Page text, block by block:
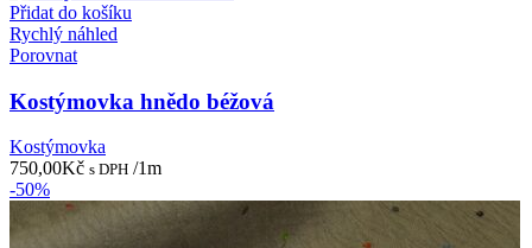
Přidat do košíku
Rychlý náhled
Porovnat
Kostýmovka hnědo béžová
Kostýmovka
750,00Kč s DPH /1m
-50%